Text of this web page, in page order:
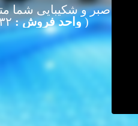
از صبر و شکیبایی شما
( واحد فروش :۳۲ ۷۷ ۳۱ ۸۸